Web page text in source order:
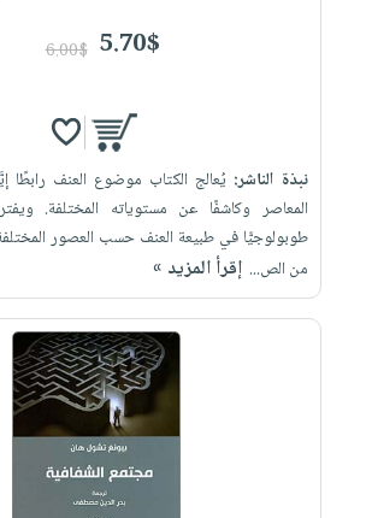
5.70$
6.00$
نبذة الناشر: يُعالج الكتاب موضوع العنف رابطًا
المعاصر وكاشفًا عن مستوياته المختلفة.
طوبولوجيًّا في طبيعة العنف حسب العصور
من الص... إقرأ المزيد »